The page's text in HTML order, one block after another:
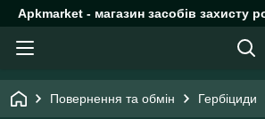
Apkmarket - магазин засобів захисту
Повернення та обмін Гербіциди